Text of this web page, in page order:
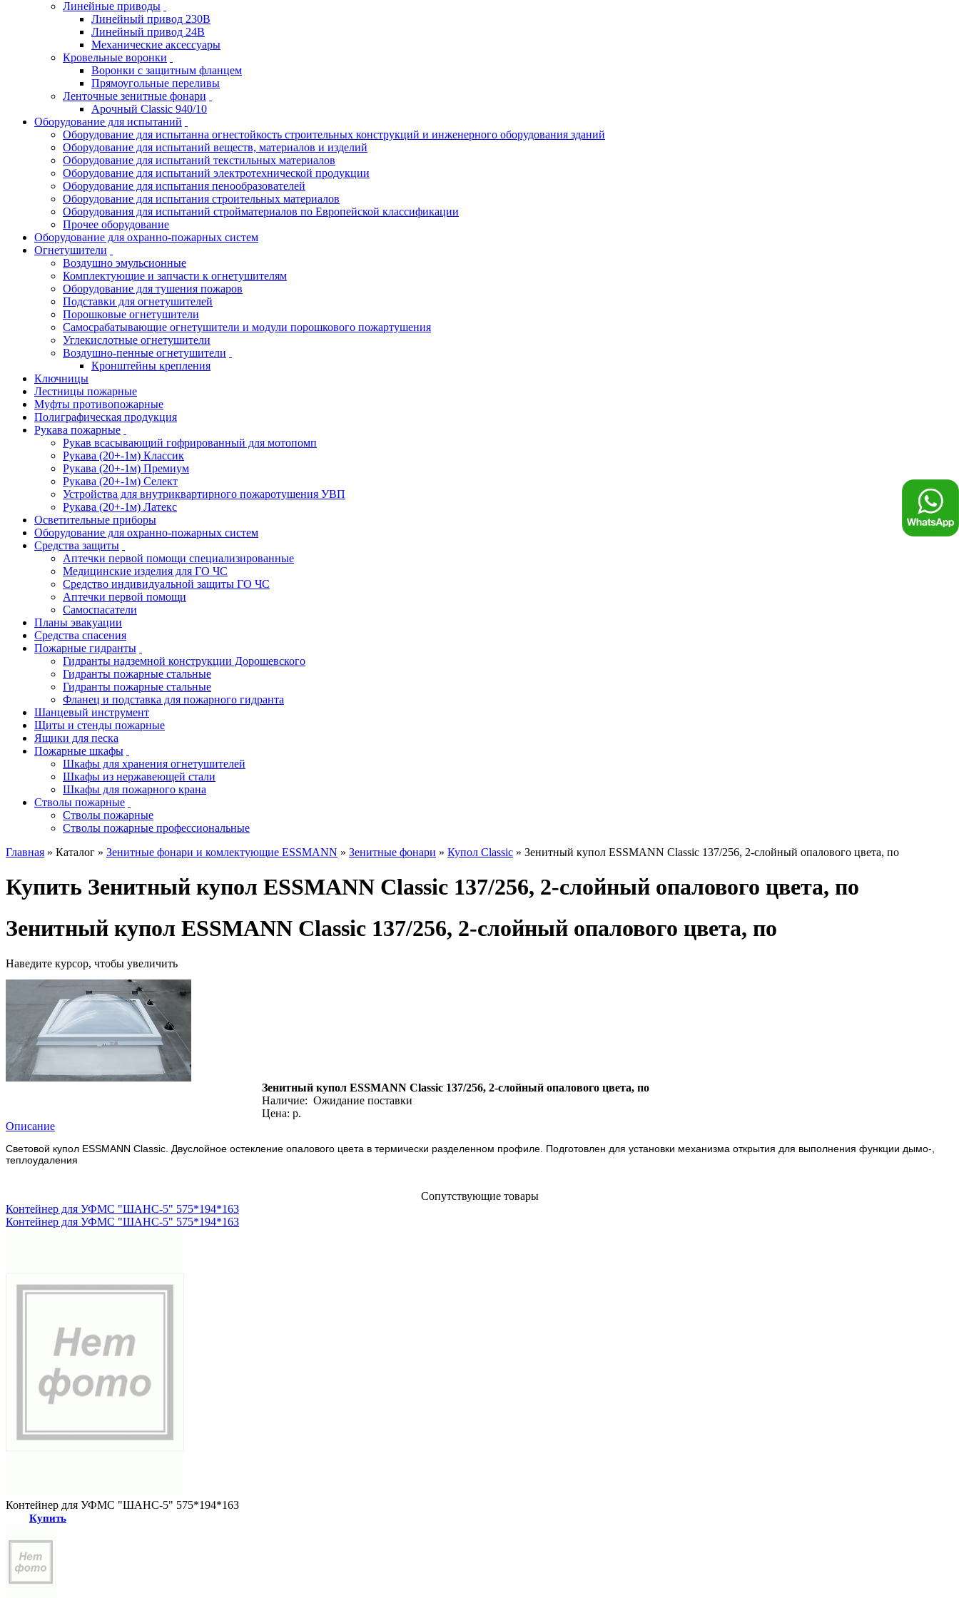
Линейные приводы
Линейный привод 230В
Линейный привод 24В
Механические аксессуары
Кровельные воронки
Воронки с защитным фланцем
Прямоугольные переливы
Ленточные зенитные фонари
Арочный Classic 940/10
Оборудование для испытаний
Оборудование для испытанна огнестойкость строительных конструкций и инженерного оборудования зданий
Оборудование для испытаний веществ, материалов и изделий
Оборудование для испытаний текстильных материалов
Оборудование для испытаний электротехнической продукции
Оборудование для испытания пенообразователей
Оборудование для испытания строительных материалов
Оборудования для испытаний стройматериалов по Европейской классификации
Прочее оборудование
Оборудование для охранно-пожарных систем
Огнетушители
Воздушно эмульсионные
Комплектующие и запчасти к огнетушителям
Оборудование для тушения пожаров
Подставки для огнетушителей
Порошковые огнетушители
Самосрабатывающие огнетушители и модули порошкового пожартушения
Углекислотные огнетушители
Воздушно-пенные огнетушители
Кронштейны крепления
Ключницы
Лестницы пожарные
Муфты противопожарные
Полиграфическая продукция
Рукава пожарные
Рукав всасывающий гофрированный для мотопомп
Рукава (20+-1м) Классик
Рукава (20+-1м) Премиум
Рукава (20+-1м) Селект
Устройства для внутриквартирного пожаротушения УВП
Рукава (20+-1м) Латекс
Осветительные приборы
Оборудование для охранно-пожарных систем
Средства защиты
Аптечки первой помощи специализированные
Медицинские изделия для ГО ЧС
Средство индивидуальной защиты ГО ЧС
Аптечки первой помощи
Самоспасатели
Планы эвакуации
Средства спасения
Пожарные гидранты
Гидранты надземной конструкции Дорошевского
Гидранты пожарные стальные
Гидранты пожарные стальные
Фланец и подставка для пожарного гидранта
Шанцевый инструмент
Щиты и стенды пожарные
Ящики для песка
Пожарные шкафы
Шкафы для хранения огнетушителей
Шкафы из нержавеющей стали
Шкафы для пожарного крана
Стволы пожарные
Стволы пожарные
Стволы пожарные профессиональные
Главная » Каталог » Зенитные фонари и комлектующие ESSMANN » Зенитные фонари » Купол Classic » Зенитный купол ESSMANN Сlassic 137/256, 2-слойный опалового цвета, по
Купить Зенитный купол ESSMANN Сlassic 137/256, 2-слойный опалового цвета, по
Зенитный купол ESSMANN Сlassic 137/256, 2-слойный опалового цвета, по
Наведите курсор, чтобы увеличить
Зенитный купол ESSMANN Сlassic 137/256, 2-слойный опалового цвета, по
Наличие: Ожидание поставки
Цена: р.
Описание
Световой купол ESSMANN Classic. Двуслойное остекление опалового цвета в термически разделенном профиле. Подготовлен для установки механизма открытия для выполнения функции дымо-,
теплоудаления
Сопутствующие товары
Контейнер для УФМС "ШАНС-5" 575*194*163
Контейнер для УФМС "ШАНС-5" 575*194*163
Контейнер для УФМС "ШАНС-5" 575*194*163
Купить